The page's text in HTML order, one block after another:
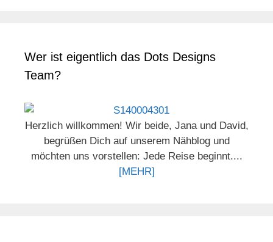
Wer ist eigentlich das Dots Designs
Team?
Herzlich willkommen! Wir beide, Jana und David,
begrüßen Dich auf unserem Nähblog und
möchten uns vorstellen: Jede Reise beginnt....
[MEHR]